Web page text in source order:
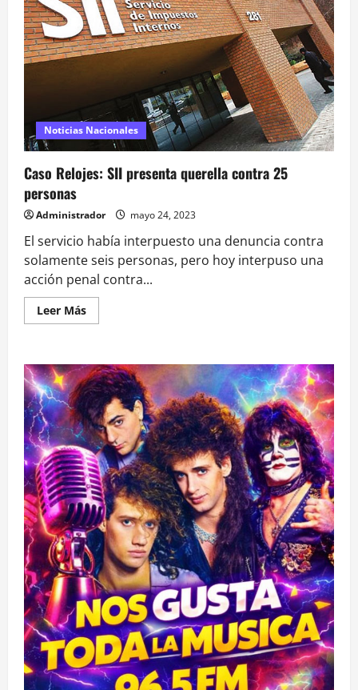
Noticias Nacionales
Caso Relojes: SII presenta querella contra 25
personas
Administrador mayo 24, 2023
El servicio había interpuesto una denuncia contra
solamente seis personas, pero hoy interpuso una
acción penal contra...
Leer MásLeer
más
Relojes:
SII
presenta
querella
contra
25
personas